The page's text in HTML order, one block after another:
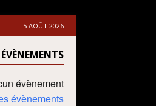
5 AOÛT 2026
ÉVÈNEMENTS
évènement
évènements